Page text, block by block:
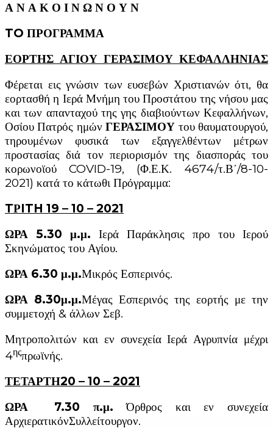
Α Ν Α Κ Ο Ι Ν Ω Ν Ο Υ Ν
TO ΠΡΟΓΡΑΜΜΑ
ΕΟΡΤΗΣ ΑΓΙΟΥ ΓΕΡΑΣΙΜΟΥ ΚΕΦΑΛΛΗΝΙΑΣ
Φέρεται εις γνώσιν των ευσεβών Χριστιανών ότι, θα
εορτασθή η Ιερά Μνήμη του Προστάτου της νήσου μας
και των απανταχού της γης διαβιούντων Κεφαλλήνων,
Οσίου Πατρός ημώνΓΕΡΑΣΙΜΟΥ του θαυματουργού,
τηρουμένων φυσικά των εξαγγελθέντων μέτρων
προστασίας διά τον περιορισμόν της διασποράς του
κορωνοϊού COVID-19, (Φ.Ε.Κ. 4674/τ.Β΄/8-10-
2021) κατά το κάτωθι Πρόγραμμα:
TΡITH 19 – 10 – 2021
ΩΡΑ 5.30 μ.μ. Ιερά Παράκλησις προ του Ιερού
Σκηνώματος του Αγίου.
ΩΡΑ 6.30 μ.μ.Μικρός Εσπερινός.
ΩΡΑ 8.30μ.μ.Μέγας Εσπερινός της εορτής με την
συμμετοχή & άλλων Σεβ.
Μητροπολιτών και εν συνεχεία Ιερά Αγρυπνία μέχρι
4ηςπρωϊνής.
ΤΕΤΑΡΤΗ20 – 10 – 2021
ΩΡΑ 7.30 π.μ. Όρθρος και εν συνεχεία
ΑρχιερατικόνΣυλλείτουργον.